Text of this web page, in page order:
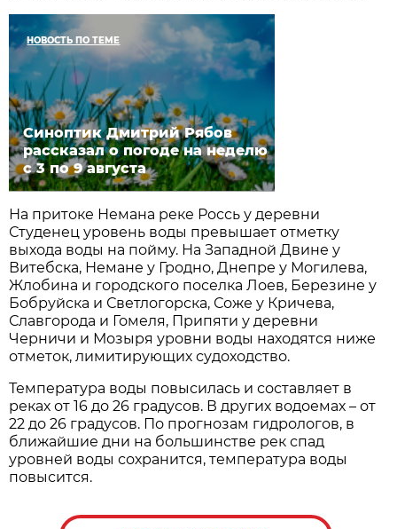
НОВОСТЬ ПО ТЕМЕ
Синоптик Дмитрий Рябов
рассказал о погоде на неделю
с 3 по 9 августа
На притоке Немана реке Россь у деревни
Студенец уровень воды превышает отметку
выхода воды на пойму. На Западной Двине у
Витебска, Немане у Гродно, Днепре у Могилева,
Жлобина и городского поселка Лоев, Березине у
Бобруйска и Светлогорска, Соже у Кричева,
Славгорода и Гомеля, Припяти у деревни
Черничи и Мозыря уровни воды находятся ниже
отметок, лимитирующих судоходство.
Температура воды повысилась и составляет в
реках от 16 до 26 градусов. В других водоемах – от
22 до 26 градусов. По прогнозам гидрологов, в
ближайшие дни на большинстве рек спад
уровней воды сохранится, температура воды
повысится.